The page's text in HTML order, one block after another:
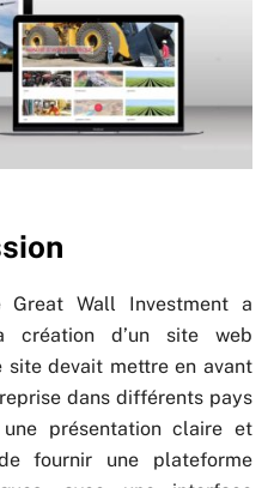
Wall Investment a
création d’un site web
devait mettre en avant
dans différents pays
présentation claire et
fournir une plateforme